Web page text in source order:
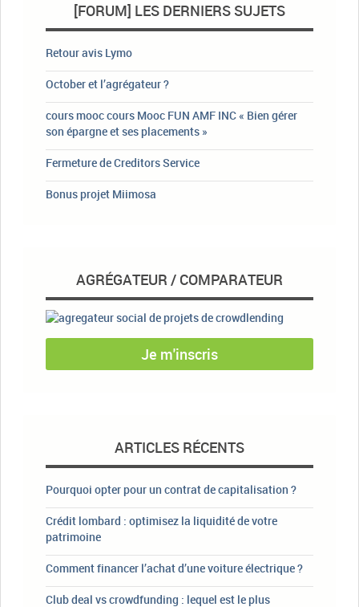
[FORUM] LES DERNIERS SUJETS
Retour avis Lymo
October et l’agrégateur ?
cours mooc cours Mooc FUN AMF INC « Bien gérer
son épargne et ses placements »
Fermeture de Creditors Service
Bonus projet Miimosa
AGRÉGATEUR / COMPARATEUR
Je m'inscris
ARTICLES RÉCENTS
Pourquoi opter pour un contrat de capitalisation ?
Crédit lombard : optimisez la liquidité de votre
patrimoine
Comment financer l’achat d’une voiture électrique ?
Club deal vs crowdfunding : lequel est le plus